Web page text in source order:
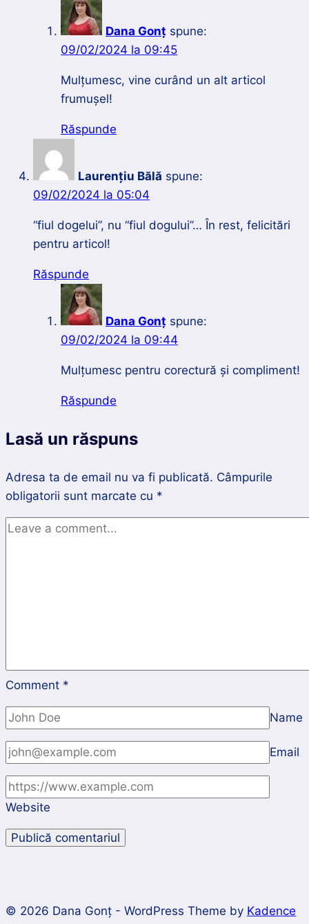
Dana Gonț spune:
09/02/2024 la 09:45
Mulțumesc, vine curând un alt articol
frumușel!
Răspunde
Laurențiu Bălă spune:
09/02/2024 la 05:04
“fiul dogelui”, nu “fiul dogului”… În rest, felicitări
pentru articol!
Răspunde
Dana Gonț spune:
09/02/2024 la 09:44
Mulțumesc pentru corectură și compliment!
Răspunde
Lasă un răspuns
Adresa ta de email nu va fi publicată. Câmpurile
obligatorii sunt marcate cu *
Comment *
Name
Email
Website
© 2026 Dana Gonț - WordPress Theme by Kadence